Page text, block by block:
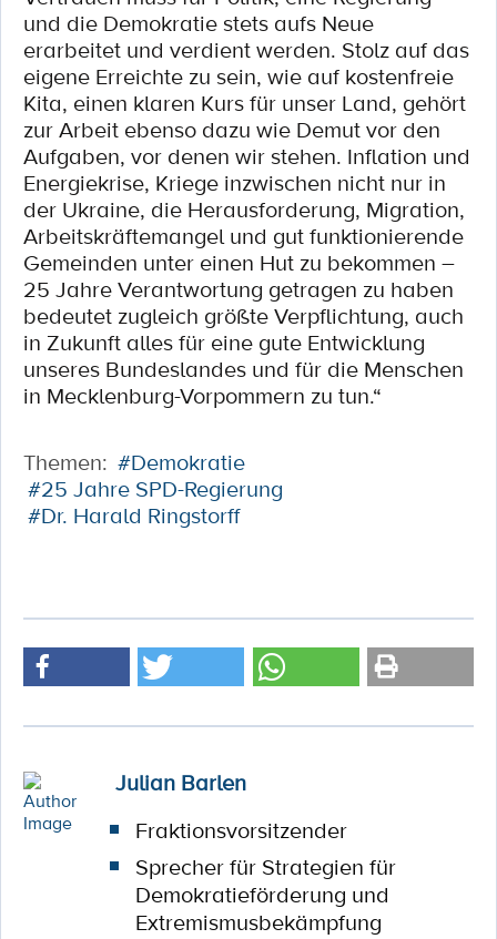
und die Demokratie stets aufs Neue
erarbeitet und verdient werden. Stolz auf das
eigene Erreichte zu sein, wie auf kostenfreie
Kita, einen klaren Kurs für unser Land, gehört
zur Arbeit ebenso dazu wie Demut vor den
Aufgaben, vor denen wir stehen. Inflation und
Energiekrise, Kriege inzwischen nicht nur in
der Ukraine, die Herausforderung, Migration,
Arbeitskräftemangel und gut funktionierende
Gemeinden unter einen Hut zu bekommen –
25 Jahre Verantwortung getragen zu haben
bedeutet zugleich größte Verpflichtung, auch
in Zukunft alles für eine gute Entwicklung
unseres Bundeslandes und für die Menschen
in Mecklenburg-Vorpommern zu tun.“
Themen: #Demokratie
#25 Jahre SPD-Regierung
#Dr. Harald Ringstorff
Julian Barlen
Fraktionsvorsitzender
Sprecher für Strategien für
Demokratieförderung und
Extremismusbekämpfung